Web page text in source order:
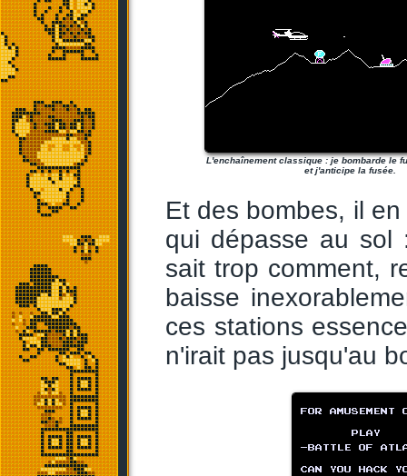
L'enchaînement classique : je bombarde le
et j'anticipe la fusée.
Et des bombes, il
qui dépasse au sol
sait trop comment,
baisse
ces stations
n'irait pas jusqu'au